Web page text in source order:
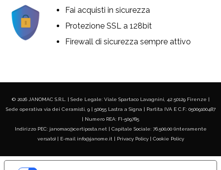
Fai acquisti in sicurezza
Protezione SSL a 128bit
Firewall di sicurezza sempre attivo
© 2026 JANOMAC S.R.L. | Sede Legale: Viale Spartaco Lavagnini, 42 50129 Firenze |
Sede operativa via dei Ceramisti, 9 | 50055 Lastra a Signa | Partita IVA E C.F.: 05009100487
| Numero REA: FI-509785
Indirizzo PEC: janomac@certiposta.net | Capitale Sociale: 76.500,00 (interamente
versato) | E-mail info@janome.it | Privacy Policy| Cookie Policy